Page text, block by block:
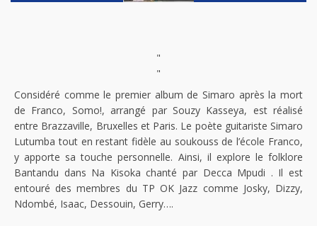
"
"
Considéré comme le premier album de Simaro après la mort
de Franco, Somo!, arrangé par Souzy Kasseya, est réalisé
entre Brazzaville, Bruxelles et Paris. Le poète guitariste Simaro
Lutumba tout en restant fidèle au soukouss de l’école Franco,
y apporte sa touche personnelle. Ainsi, il explore le folklore
Bantandu dans Na Kisoka chanté par Decca Mpudi . Il est
entouré des membres du TP OK Jazz comme Josky, Dizzy,
Ndombé, Isaac, Dessouin, Gerry….